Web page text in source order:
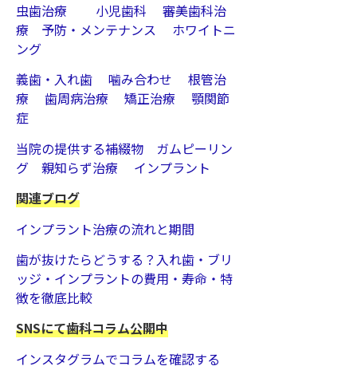
虫歯治療
小児歯科
審美歯科治
療
予防・メンテナンス
ホワイトニ
ング
義歯・入れ歯
噛み合わせ
根管治
療
歯周病治療 矯正治療
顎関節
症
当院の提供する補綴物
ガムピーリン
グ
親知らず治療
インプラント
関連ブログ
インプラント治療の流れと期間
歯が抜けたらどうする？入れ歯・ブリ
ッジ・インプラントの費用・寿命・特
徴を徹底比較
SNSにて歯科コラム公開中
インスタグラムでコラムを確認する